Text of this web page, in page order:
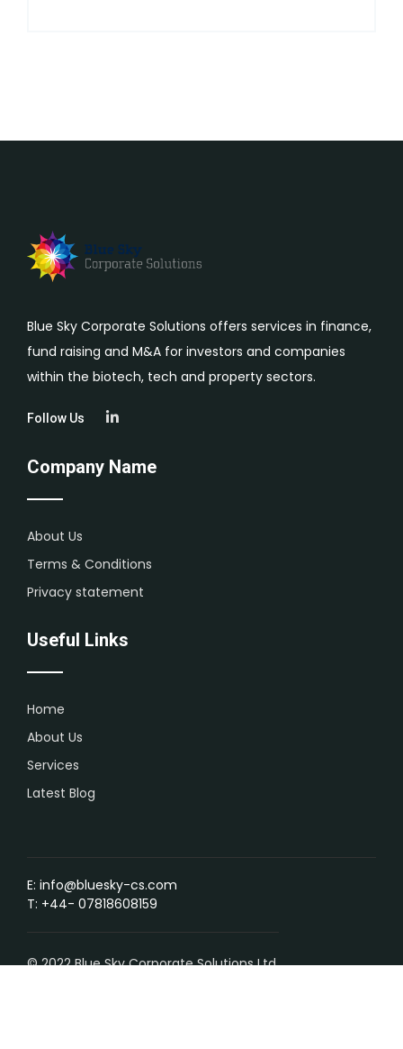
Blue Sky Corporate Solutions offers services in finance,
fund raising and M&A for investors and companies
within the biotech, tech and property sectors.
Follow Us
Company Name
About Us
Terms & Conditions
Privacy statement
Useful Links
Home
About Us
Services
Latest Blog
E: info@bluesky-cs.com
T: +44- 07818608159
© 2022 Blue Sky Corporate Solutions Ltd.